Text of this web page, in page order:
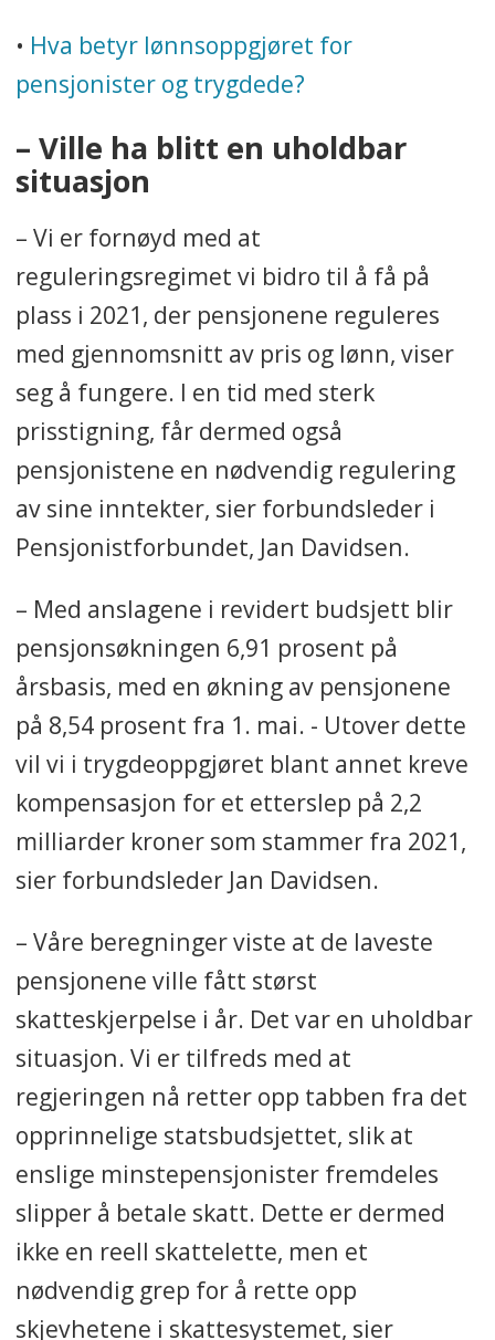
• Hva betyr lønnsoppgjøret for
pensjonister og trygdede?
– Ville ha blitt en uholdbar
situasjon
– Vi er fornøyd med at
reguleringsregimet vi bidro til å få på
plass i 2021, der pensjonene reguleres
med gjennomsnitt av pris og lønn, viser
seg å fungere. I en tid med sterk
prisstigning, får dermed også
pensjonistene en nødvendig regulering
av sine inntekter, sier forbundsleder i
Pensjonistforbundet, Jan Davidsen.
– Med anslagene i revidert budsjett blir
pensjonsøkningen 6,91 prosent på
årsbasis, med en økning av pensjonene
på 8,54 prosent fra 1. mai. - Utover dette
vil vi i trygdeoppgjøret blant annet kreve
kompensasjon for et etterslep på 2,2
milliarder kroner som stammer fra 2021,
sier forbundsleder Jan Davidsen.
– Våre beregninger viste at de laveste
pensjonene ville fått størst
skatteskjerpelse i år. Det var en uholdbar
situasjon. Vi er tilfreds med at
regjeringen nå retter opp tabben fra det
opprinnelige statsbudsjettet, slik at
enslige minstepensjonister fremdeles
slipper å betale skatt. Dette er dermed
ikke en reell skattelette, men et
nødvendig grep for å rette opp
skjevhetene i skattesystemet, sier